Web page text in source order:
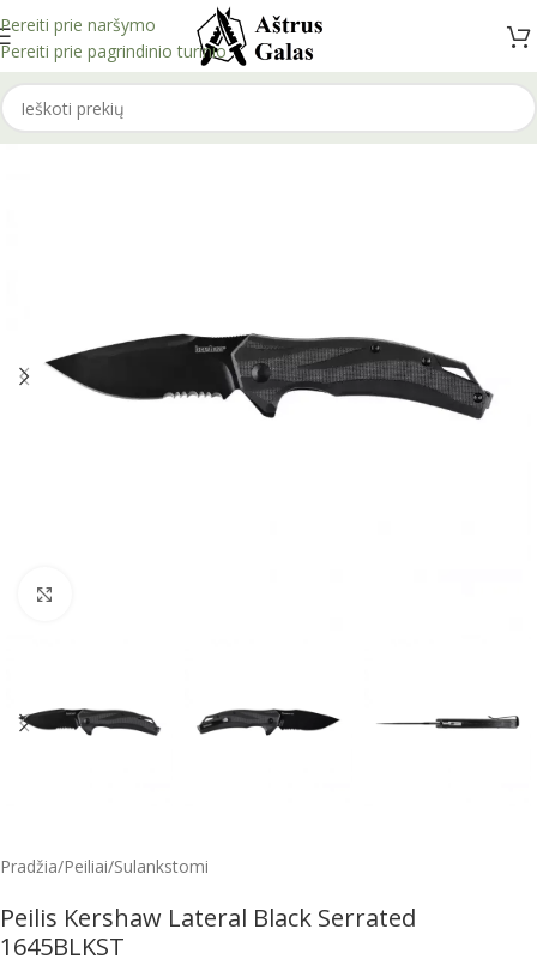
Pereiti prie naršymo
Pereiti prie pagrindinio turinio
Pradžia/Peiliai/Sulankstomi
Peilis Kershaw Lateral Black Serrated
1645BLKST